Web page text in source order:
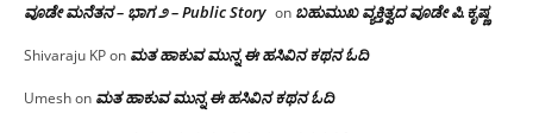
ವೂಡೇ ಮನೆತನ – ಭಾಗ ೨ – Public Story on ಬಹುಮುಖ ವ್ಯಕ್ತಿತ್ವದ ವೂಡೇ ಪಿ.ಕೃಷ್ಣ
Shivaraju KPon ಮತ ಹಾಕುವ ಮುನ್ನ ಈ ಹಸಿವಿನ ಕಥನ ಓದಿ
Umeshon ಮತ ಹಾಕುವ ಮುನ್ನ ಈ ಹಸಿವಿನ ಕಥನ ಓದಿ